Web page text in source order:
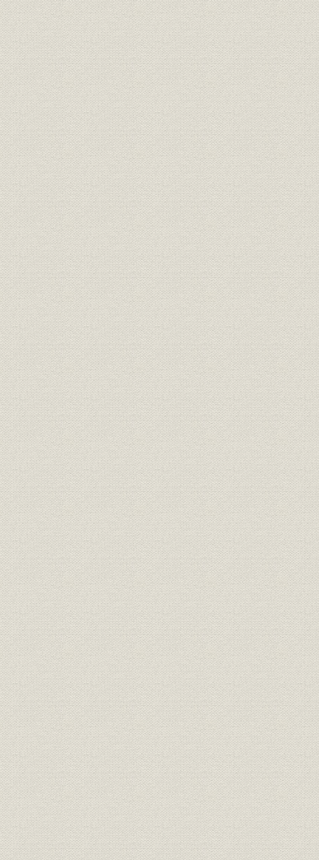
組織;規則 盟約書 明治九年
規則;役員 大元方規程 明治九年
財務・業績
大元方 明治九年春季・秋季惣勘
定
明治九年
定、明治
惣勘定
経営
三井物産会社創立願書(会社創立
御願)
明治九年
経営;規則
三井物産会社創立ニ付同族ト物
産会社々主トノ約定書
明治九年
規則 三井物産会社規則 明治九年
規則 三井物産会社商売取扱手続概略 明治九年
組織;従業員 三井物産会社社員職制 明治一三
財務・業績
三井物産会社資本金額確定ニ付
三井組大元方宛通知状
明治一三
経営;規則
大元方規程改正ニ付相談心得覚
書
明治一〇
経営;規則 盟約書之内改正箇条書 明治一一年
経営;規則 大元方規定改正書 明治一一
経営 明治十六年誓約書 明治一六
経営 三井高福 大元方改正意見書 明治一八
経営 (大元方改役)御尋ニ付見込書 明治一八
経営 三井高福 申談書 明治一八
財務・業績 明治十八年大元方出費改正書写 明治一八年
経営 家長方議書 明治一九
経営 家長方御見込書 明治一九
経営 同苗一致決心誓盟書 明治一九
規則 三井家定則 明治一九年
経営;規則 井上伯へ呈上同族并重役誓約書 明治二三
経営;規則
三井銀行総長・副長ト相談役ト
ノ規約
明治二十
財務・業績 三井銀行 貸借総括表 明治二三